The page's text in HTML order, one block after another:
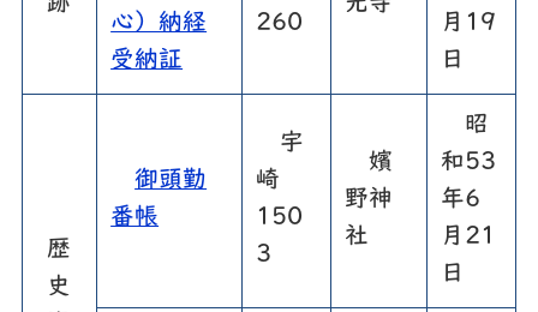
跡
心）納経
受納証
260
光寺
月19
日
歴
史
御頭勤
番帳
宇
崎
150
3
嬪
野神
社
昭
和53
年6
月21
日